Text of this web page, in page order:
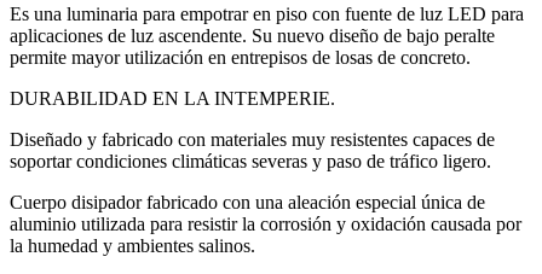
Es una luminaria para empotrar en piso con fuente de luz LED para
aplicaciones de luz ascendente. Su nuevo diseño de bajo peralte
permite mayor utilización en entrepisos de losas de concreto.
DURABILIDAD EN LA INTEMPERIE.
Diseñado y fabricado con materiales muy resistentes capaces de
soportar condiciones climáticas severas y paso de tráfico ligero.
Cuerpo disipador fabricado con una aleación especial única de
aluminio utilizada para resistir la corrosión y oxidación causada por
la humedad y ambientes salinos.